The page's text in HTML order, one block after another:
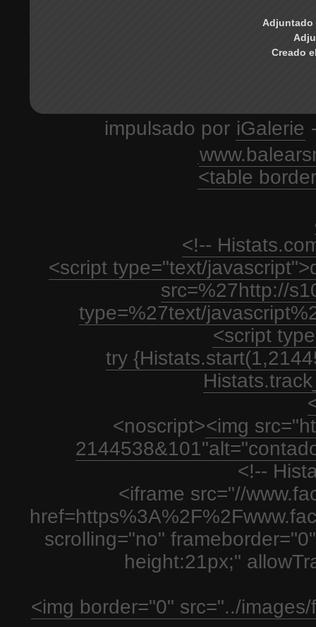
Adjuntado
Creado
impulsado por iGalerie
<table
<!--
<script type="text/
src=%27http://
type=%27text/
<script
try
<noscript><img
<!--
<iframe src="//
scrolling="no"
height:21px;"
<img border="0" src="../